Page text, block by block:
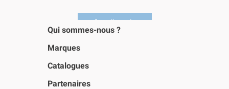
Qui sommes-nous ?
Marques
Catalogues
Partenaires